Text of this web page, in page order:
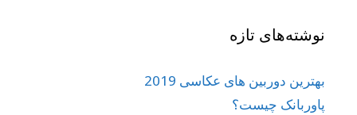
نوشته‌های تازه
بهترین دوربین های عکاسی 2019
پاوربانک چیست؟